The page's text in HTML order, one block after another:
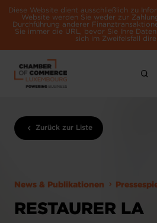
Diese Website dient ausschließlich zu
Website werden Sie weder zur
Durchführung anderer
Sie immer die URL, bevor Sie Ihre
sich im Zweifelsfall
Zurück zur Liste
News & Publikationen
RESTAURER LA